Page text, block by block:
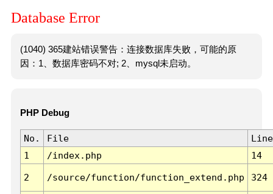
Database Error
(1040) 365建站错误警告：连接数据库失败，可能的原
因：1、数据库密码不对; 2、mysql未启动。
PHP Debug
No. File
Line
1
/index.php 14
2 /source/function/function_extend.php 324